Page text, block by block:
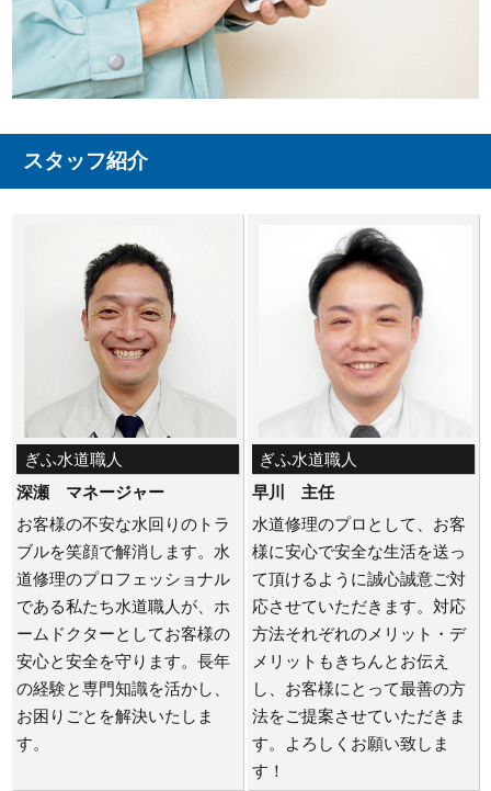
スタッフ紹介
ぎふ水道職人
深瀬 マネージャー
お客様の不安な水回りのトラ
ブルを笑顔で解消します。水
道修理のプロフェッショナル
である私たち水道職人が、ホ
ームドクターとしてお客様の
安心と安全を守ります。長年
の経験と専門知識を活かし、
お困りごとを解決いたしま
す。
ぎふ水道職人
早川 主任
水道修理のプロとして、お客
様に安心で安全な生活を送っ
て頂けるように誠心誠意ご対
応させていただきます。対応
方法それぞれのメリット・デ
メリットもきちんとお伝え
し、お客様にとって最善の方
法をご提案させていただきま
す。よろしくお願い致しま
す！